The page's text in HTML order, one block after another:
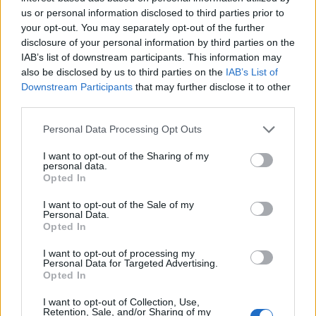
us or personal information disclosed to third parties prior to
your opt-out. You may separately opt-out of the further
disclosure of your personal information by third parties on the
IAB’s list of downstream participants. This information may
also be disclosed by us to third parties on the IAB’s List of
Downstream Participants that may further disclose it to other
Personal Data Processing Opt Outs
I want to opt-out of the Sharing of my
personal data.
Opted In
I want to opt-out of the Sale of my
Personal Data.
Opted In
I want to opt-out of processing my
Personal Data for Targeted Advertising.
Opted In
I want to opt-out of Collection, Use,
Retention, Sale, and/or Sharing of my
31 de juliol de 2026
Carrega més